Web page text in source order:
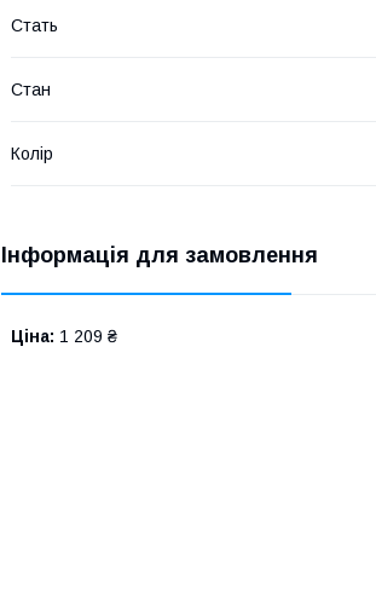
Стать
Стан
Колір
Інформація для замовлення
Ціна: 1 209 ₴